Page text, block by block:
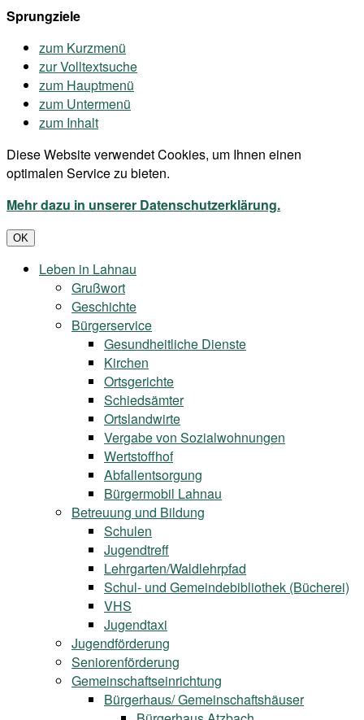
Sprungziele
zum Kurzmenü
zur Volltextsuche
zum Hauptmenü
zum Untermenü
zum Inhalt
Diese Website verwendet Cookies, um Ihnen einen
optimalen Service zu bieten.
Mehr dazu in unserer Datenschutzerklärung.
OK
Leben in Lahnau
Grußwort
Geschichte
Bürgerservice
Gesundheitliche Dienste
Kirchen
Ortsgerichte
Schiedsämter
Ortslandwirte
Vergabe von Sozialwohnungen
Wertstoffhof
Abfallentsorgung
Bürgermobil Lahnau
Betreuung und Bildung
Schulen
Jugendtreff
Lehrgarten/Waldlehrpfad
Schul- und Gemeindebibliothek (Bücherei)
VHS
Jugendtaxi
Jugendförderung
Seniorenförderung
Gemeinschaftseinrichtung
Bürgerhaus/ Gemeinschaftshäuser